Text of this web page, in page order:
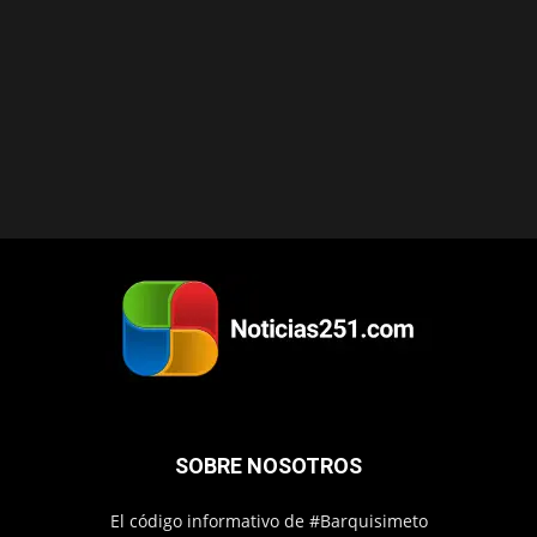
SOBRE NOSOTROS
El código informativo de #Barquisimeto